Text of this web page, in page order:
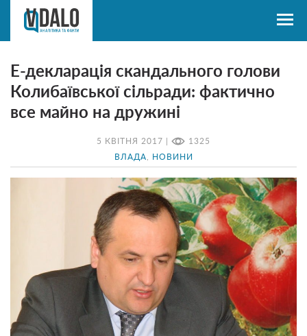
5 КВІТНЯ 2017 | 1325
ВЛАДА НОВИНИ
Е-декларація скандального голови
Колибаївської сільради: фактично
все майно на дружині